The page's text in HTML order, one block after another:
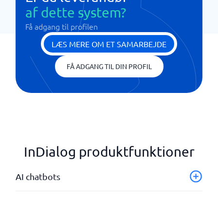
af dette system?
Få adgang til profilen
LÆS MERE OM ET SAMARBEJDE
FÅ ADGANG TIL DIN PROFIL
InDialog produktfunktioner
AI chatbots